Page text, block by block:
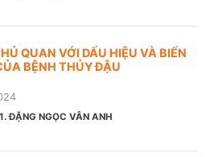
QUAN VỚI DẤU HIỆU VÀ BIẾN
BỆNH THỦY ĐẬU
ĐẶNG NGỌC VÂN ANH